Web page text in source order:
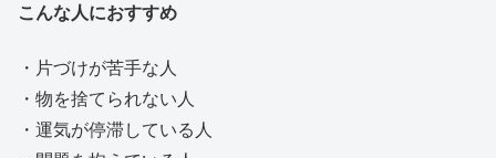
こんな人におすすめ
・片づけが苦手な人
・物を捨てられない人
・運気が停滞している人